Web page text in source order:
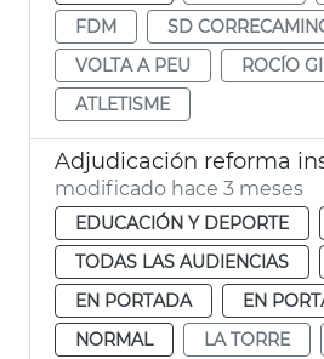
FDM
SD
VOLTA A PEU
ROCÍO
ATLETISME
modificado hace 3 meses
EDUCACIÓN Y DEPORTE
TODAS LAS AUDIENCIAS
EN PORTADA
EN
NORMAL
LA TORRE